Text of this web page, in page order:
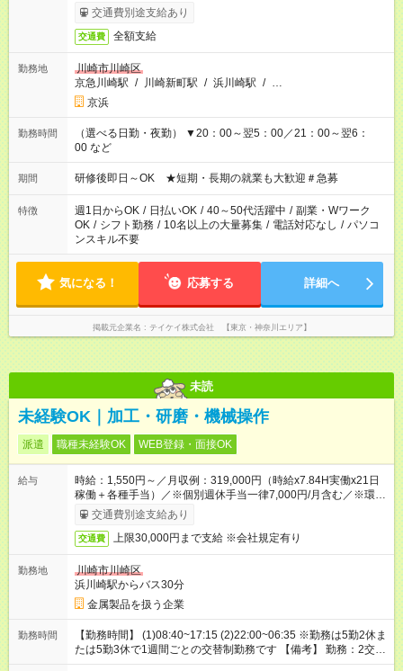
交通費別途支給あり
交通費 全額支給
勤務地
川崎市川崎区
京急川崎駅 / 川崎新町駅 / 浜川崎駅 / …
京浜
勤務時間
（選べる日勤・夜勤） ▼20：00～翌5：00／21：00～翌6：
00 など
期間 研修後即日～OK ★短期・長期の就業も大歓迎＃急募
特徴 週1日からOK / 日払いOK / 40～50代活躍中 / 副業・Wワーク
OK / シフト勤務 / 10名以上の大量募集 / 電話対応なし / パソコ
ンスキル不要
気になる！ 応募する 詳細へ
掲載元企業名 テイケイ株式会社 【東京・神奈川エリア】
未読
未経験OK｜加工・研磨・機械操作
派遣 職種未経験OK WEB登録・面接OK
給与
時給：1,550円～／月収例：319,000円（時給x7.84H実働x21日
稼働＋各種手当）／※個別週休手当一律7,000円/月含む／※環境
手当一律3,000円/月含む
交通費別途支給あり
交通費 上限30,000円まで支給 ※会社規定有り
勤務地
川崎市川崎区
浜川崎駅からバス30分
金属製品を扱う企業
勤務時間
【勤務時間】 (1)08:40~17:15 (2)22:00~06:35 ※勤務は5勤2休ま
たは5勤3休で1週間ごとの交替制勤務です 【備考】 勤務：2交替
休憩：1回 計45分 休日：5勤2休または5勤3休/会社カレンダーに